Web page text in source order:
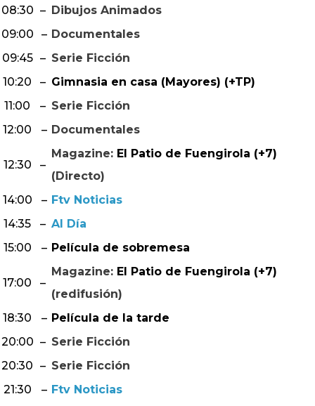
08:30 – Dibujos Animados
09:00
– Documentales
09:45 – Serie Ficción
10:20
– Gimnasia en casa (Mayores) (+TP)
11:00
– Serie Ficción
12:00
– Documentales
12:30 –
Magazine: El Patio de Fuengirola (+7)
(Directo)
14:00
– Ftv Noticias
14:35
– Al Día
15:00
– Película de sobremesa
17:00 –
Magazine: El Patio de Fuengirola (+7)
(redifusión)
18:30
– Película de la tarde
20:00 – Serie Ficción
20:30 – Serie Ficción
21:30
– Ftv Noticias